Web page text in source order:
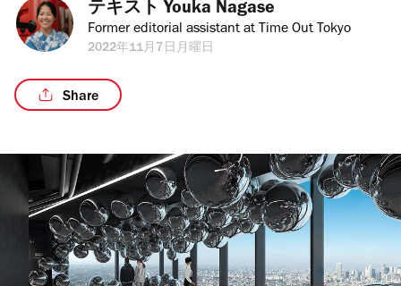
テキスト Youka Nagase
Former editorial assistant at Time Out Tokyo
2022年11月7日月曜日
Share